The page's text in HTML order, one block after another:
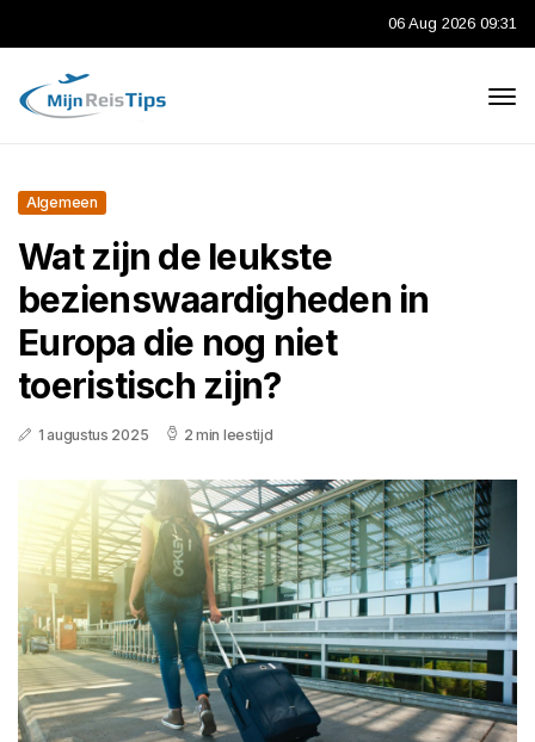
06 Aug 2026 09:31
Algemeen
Wat zijn de leukste
bezienswaardigheden in
Europa die nog niet
toeristisch zijn?
1 augustus 2025 2 min leestijd